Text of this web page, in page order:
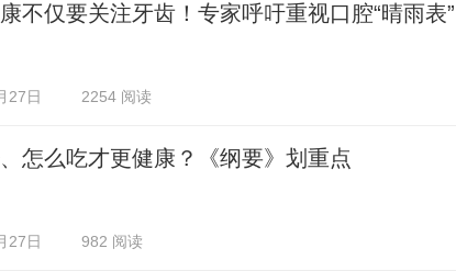
不仅要关注牙齿！专家呼吁重视口腔“晴雨表”
27日 2254 阅读
怎么吃才更健康？《纲要》划重点
27日 982 阅读